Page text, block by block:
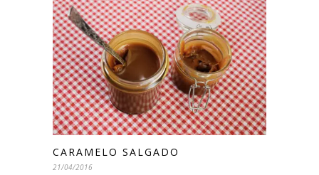
CARAMELO SALGADO
21/04/2016